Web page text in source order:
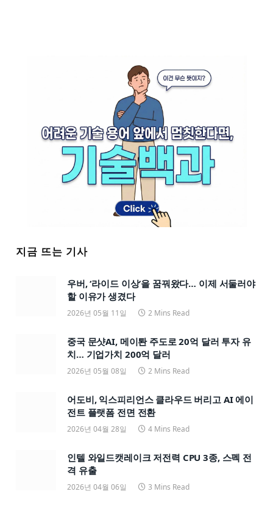
지금 뜨는 기사
우버, ‘라이드 이상’을 꿈꿔왔다… 이제 서둘러야
할 이유가 생겼다
2026년 05월 11일 2 Mins Read
중국 문샷AI, 메이퇀 주도로 20억 달러 투자 유
치… 기업가치 200억 달러
2026년 05월 08일 2 Mins Read
어도비, 익스피리언스 클라우드 버리고 AI 에이
전트 플랫폼 전면 전환
2026년 04월 28일 4 Mins Read
인텔 와일드캣레이크 저전력 CPU 3종, 스펙 전
격 유출
2026년 04월 06일 3 Mins Read